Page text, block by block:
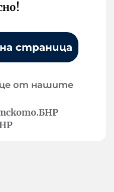
страница
от нашите